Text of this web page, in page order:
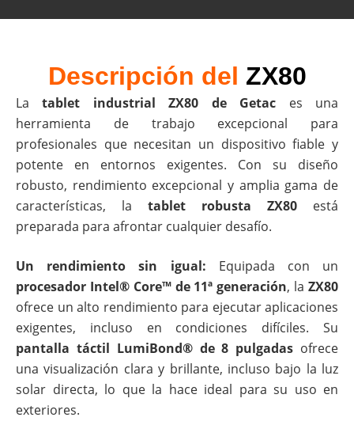
Descripción del ZX80
Latablet industrial ZX80 de Getac es una
herramienta de trabajo excepcional para
profesionales que necesitan un dispositivo fiable y
potente en entornos exigentes. Con su diseño
robusto, rendimiento excepcional y amplia gama de
características, la tablet robusta ZX80 está
preparada para afrontar cualquier desafío.
Un rendimiento sin igual: Equipada con un
procesador Intel® Core™ de 11ª generación, laZX80
ofrece un alto rendimiento para ejecutar aplicaciones
exigentes, incluso en condiciones difíciles. Su
pantalla táctil LumiBond® de 8 pulgadas ofrece
una visualización clara y brillante, incluso bajo la luz
solar directa, lo que la hace ideal para su uso en
exteriores.